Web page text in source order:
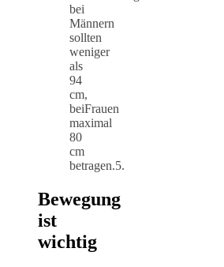
bei
Männern
sollten
weniger
als
94
cm,
beiFrauen
maximal
80
cm
betragen.5.
Bewegung
ist
wichtig